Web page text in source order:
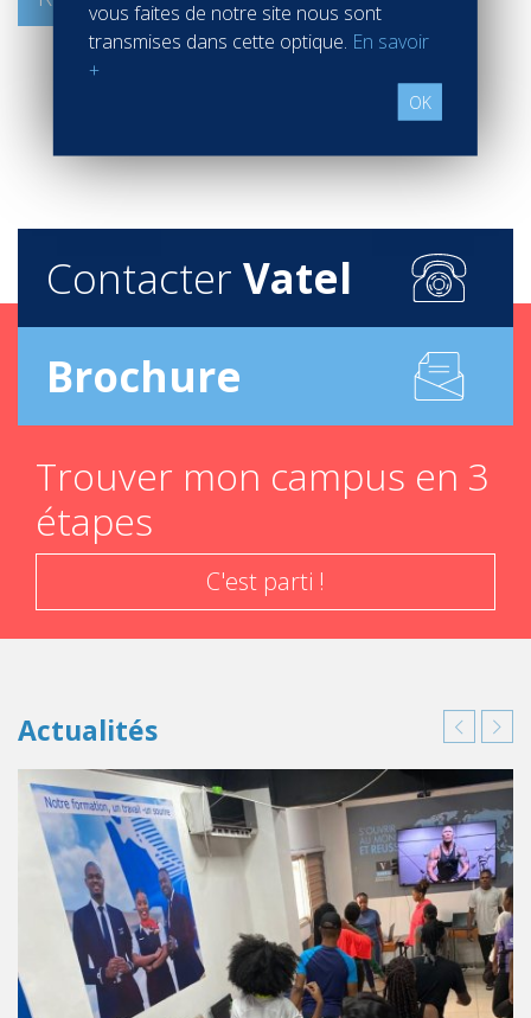
Contacter Vatel
Brochure
Trouver mon campus en 3
étapes
C'est parti !
Actualités
vous faites de notre site nous sont
transmises dans cette optique. En savoir
+
OK